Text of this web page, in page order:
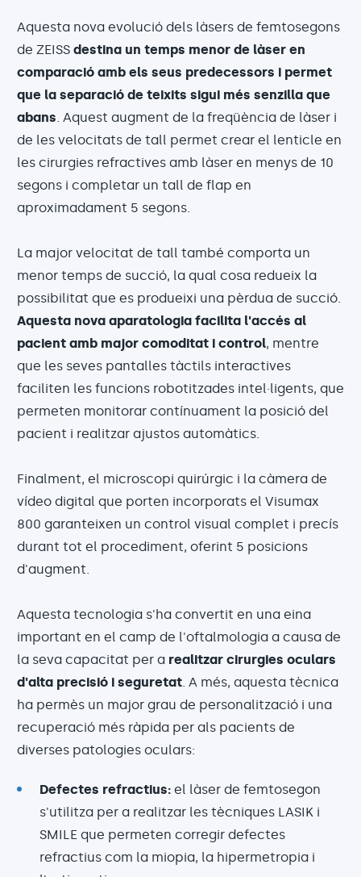
Aquesta nova evolució dels làsers de femtosegons
de ZEISS destina un temps menor de làser en
comparació amb els seus predecessors i permet
que la separació de teixits sigui més senzilla que
abans. Aquest augment de la freqüència de làser i
de les velocitats de tall permet crear el lenticle en
les cirurgies refractives amb làser en menys de 10
segons i completar un tall de flap en
aproximadament 5 segons.
La major velocitat de tall també comporta un
menor temps de succió, la qual cosa redueix la
possibilitat que es produeixi una pèrdua de succió.
Aquesta nova aparatologia facilita l'accés al
pacient amb major comoditat i control, mentre
que les seves pantalles tàctils interactives
faciliten les funcions robotitzades intel·ligents, que
permeten monitorar contínuament la posició del
pacient i realitzar ajustos automàtics.
Finalment, el microscopi quirúrgic i la càmera de
vídeo digital que porten incorporats el Visumax
800 garanteixen un control visual complet i precís
durant tot el procediment, oferint 5 posicions
d'augment.
Aquesta tecnologia s'ha convertit en una eina
important en el camp de l'oftalmologia a causa de
la seva capacitat per a realitzar cirurgies oculars
d'alta precisió i seguretat. A més, aquesta tècnica
ha permès un major grau de personalització i una
recuperació més ràpida per als pacients de
diverses patologies oculars:
Defectes refractius: el làser de femtosegon
s'utilitza per a realitzar les tècniques LASIK i
SMILE que permeten corregir defectes
refractius com la miopia, la hipermetropia i